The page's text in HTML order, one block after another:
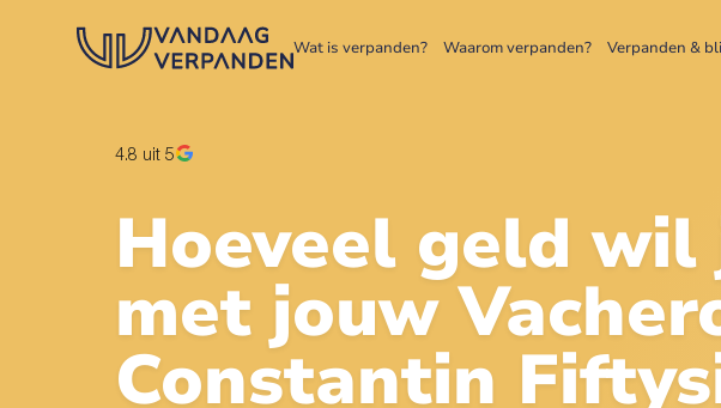
Wat is verpanden? Waarom verpanden? Verpanden &
4.8 uit 5
Hoeveel geld wil
met jouw
Constantin